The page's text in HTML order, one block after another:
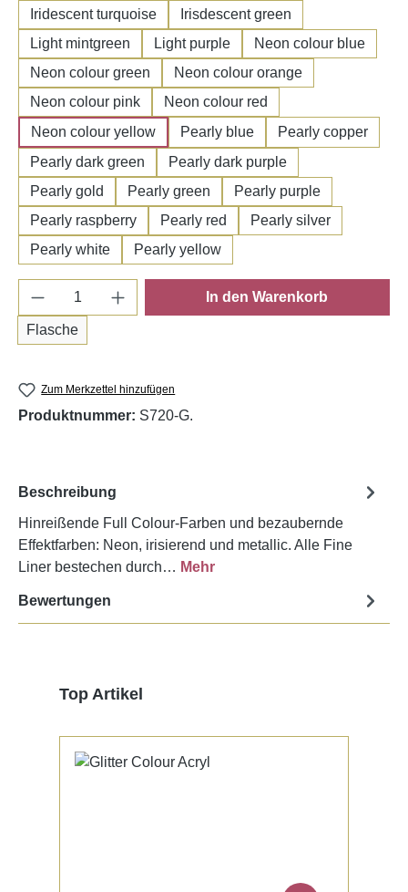
Iridescent turquoise
Irisdescent green
Light mintgreen
Light purple
Neon colour blue
Neon colour green
Neon colour orange
Neon colour pink
Neon colour red
Neon colour yellow
Pearly blue
Pearly copper
Pearly dark green
Pearly dark purple
Pearly gold
Pearly green
Pearly purple
Pearly raspberry
Pearly red
Pearly silver
Pearly white
Pearly yellow
Produkt Anzahl: Gib den gewünschten
Flasche
In den Warenkorb
Zum Merkzettel hinzufügen
Produktnummer: S720-G.
Beschreibung
Hinreißende Full Colour-Farben und bezaubernde
Effektfarben: Neon, irisierend und metallic. Alle Fine
Liner bestechen durch… Mehr
Bewertungen
Produktgalerie überspringen
Top Artikel